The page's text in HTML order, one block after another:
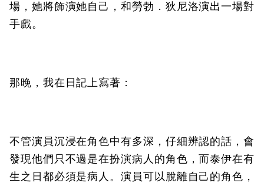
場，她將飾演她自己，和勞勃．狄尼洛演出一場對
手戲。
那晚，我在日記上寫著：
不管演員沉浸在角色中有多深，仔細辨認的話，會
發現他們只不過是在扮演病人的角色，而泰伊在有
生之日都必須是病人。演員可以脫離自己的角色，